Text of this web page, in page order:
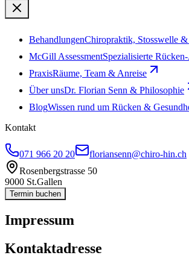
BehandlungenChiropraktik, Stosswelle &
McGill AssessmentSpezialisierte
PraxisRäume, Team & Anreise
Über unsDr. Florian Senn & Philosophie
BlogWissen rund um Rücken &
Kontakt
071 966 20 20
floriansenn@chiro-hin.ch
Rosenbergstrasse 50
9000 St.Gallen
Termin buchen
Impressum
Kontaktadresse